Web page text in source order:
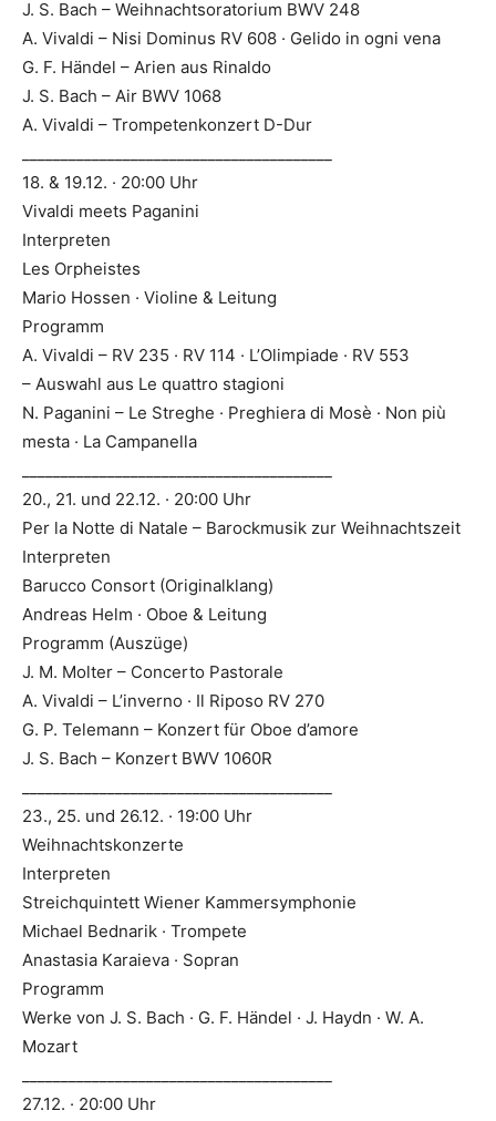
J. S. Bach – Weihnachtsoratorium BWV 248
A. Vivaldi – Nisi Dominus RV 608 · Gelido in ogni vena
G. F. Händel – Arien aus Rinaldo
J. S. Bach – Air BWV 1068
A. Vivaldi – Trompetenkonzert D-Dur
18. & 19.12. · 20:00 Uhr
Vivaldi meets Paganini
Interpreten
Les Orpheistes
Mario Hossen · Violine & Leitung
Programm
A. Vivaldi – RV 235 · RV 114 · L’Olimpiade · RV 553
– Auswahl aus Le quattro stagioni
N. Paganini – Le Streghe · Preghiera di Mosè · Non più
mesta · La Campanella
20., 21. und 22.12. · 20:00 Uhr
Per la Notte di Natale – Barockmusik zur Weihnachtszeit
Interpreten
Barucco Consort (Originalklang)
Andreas Helm · Oboe & Leitung
Programm (Auszüge)
J. M. Molter – Concerto Pastorale
A. Vivaldi – L’inverno · Il Riposo RV 270
G. P. Telemann – Konzert für Oboe d’amore
J. S. Bach – Konzert BWV 1060R
23., 25. und 26.12. · 19:00 Uhr
Weihnachtskonzerte
Interpreten
Streichquintett Wiener Kammersymphonie
Michael Bednarik · Trompete
Anastasia Karaieva · Sopran
Programm
Werke von J. S. Bach · G. F. Händel · J. Haydn · W. A.
Mozart
27.12. · 20:00 Uhr